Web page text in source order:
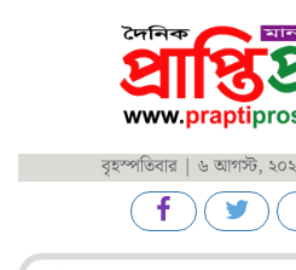
বৃহস্পতিবার | ৬ আগস্ট,